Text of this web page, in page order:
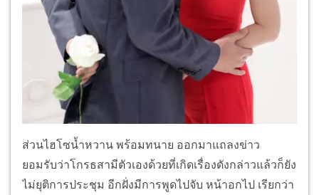
ส่วนไฮโซน้ำหวาน พร้อมทนาย ออกมาแถลงข่าว
ยอมรับว่าโกรธสามีตัวเองด้วยที่เกิดเรื่องดังกล่าวแล้วก็ยัง
ไม่ยุติการประชุม อีกฝั่งมีการพูดไปจับ หน้าอกไป เรียกว่า